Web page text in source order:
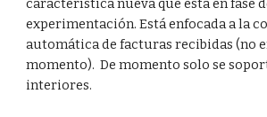
característica nueva que está en fase
experimentación. Está enfocada a la
automática de facturas recibidas (no
momento). De momento solo se
interiores.